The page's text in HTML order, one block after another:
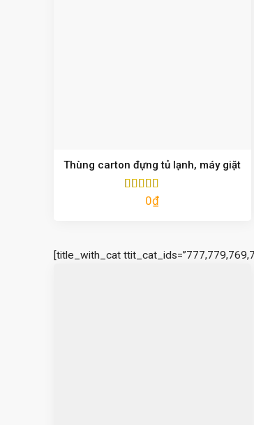
Thùng carton đựng tủ lạnh, máy giặt
Được xếp
0₫
[title_with_cat